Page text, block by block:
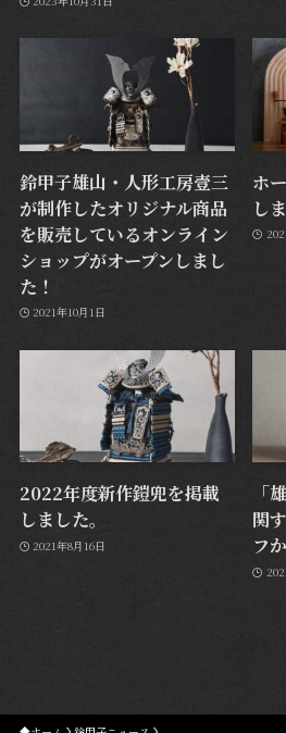
鈴甲子雄山・人形工房壹三
が制作したオリジナル商品
を販売しているオンライン
ショップがオープンしまし
た！
2021年10月1日
ホ
し
2022年度新作鎧兜を掲載
しました。
2021年8月16日
「
関
フ